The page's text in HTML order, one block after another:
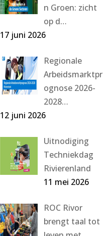
n Groen: zicht
op d…
17 juni 2026
Regionale
Arbeidsmarktpr
ognose 2026-
2028…
12 juni 2026
Uitnodiging
Techniekdag
Rivierenland
11 mei 2026
ROC Rivor
brengt taal tot